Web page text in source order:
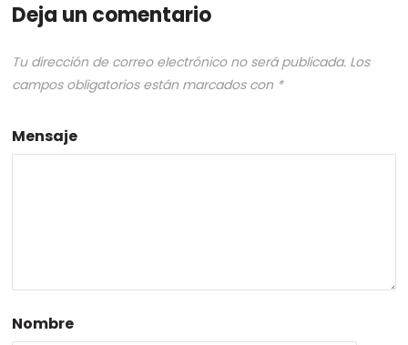
Deja un comentario
Tu dirección de correo electrónico no será publicada. Los
campos obligatorios están marcados con *
Mensaje
Nombre